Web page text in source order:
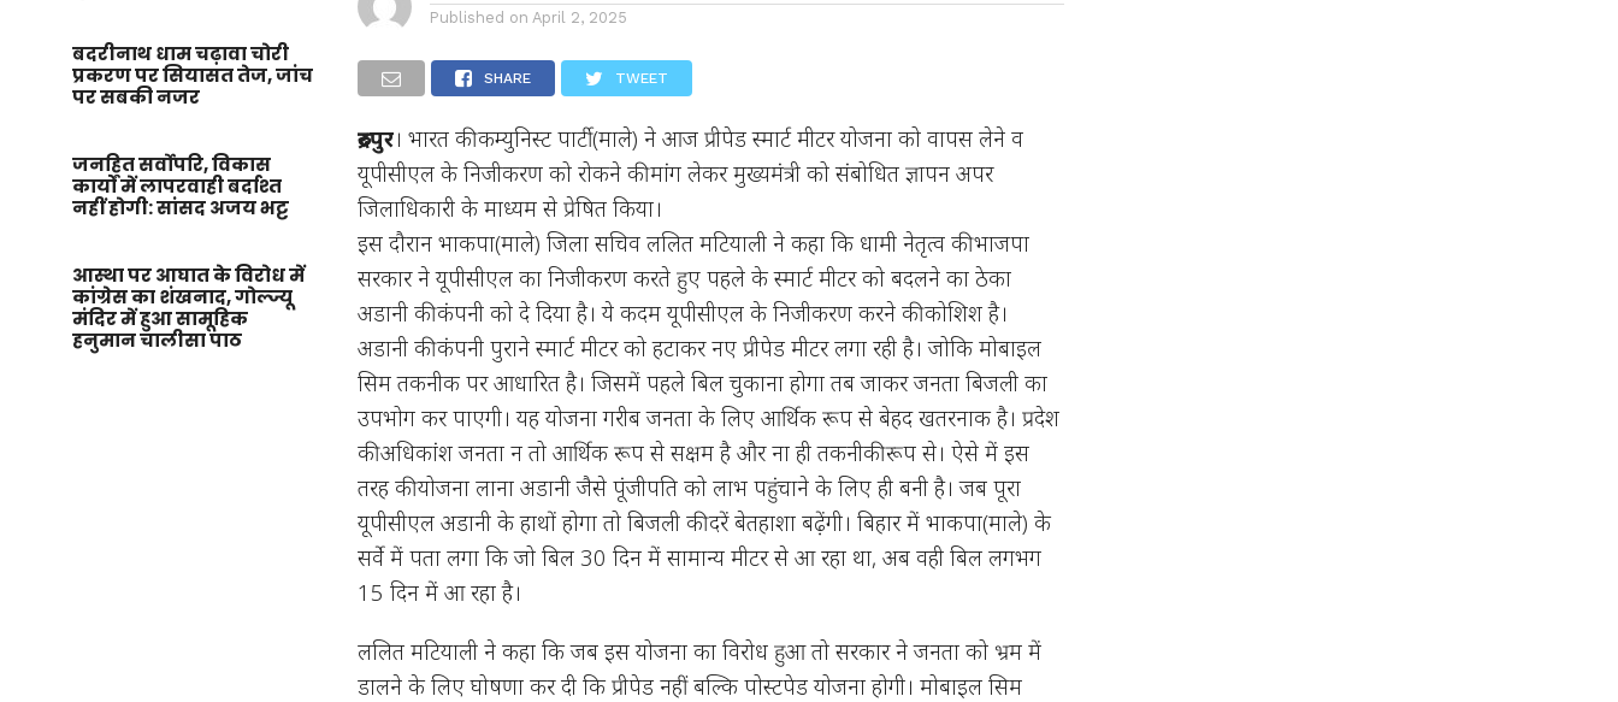
बदरीनाथ धाम चढ़ावा चोरी
प्रकरण पर सियासत तेज, जांच
पर सबकी नजर
जनहित सर्वोपरि, विकास
कार्यों में लापरवाही बर्दाश्त
नहीं होगी: सांसद अजय भट्ट
आस्था पर आघात के विरोध में
कांग्रेस का शंखनाद, गोल्ज्यू
मंदिर में हुआ सामूहिक
हनुमान चालीसा पाठ
Published on April 2, 2025
SHARE TWEET
रुद्रपुर। भारत की कम्युनिस्ट पार्टी(माले) ने आज प्रीपेड स्मार्ट मीटर योजना को वापस लेने व
यूपीसीएल के निजीकरण को रोकने की मांग लेकर मुख्यमंत्री को संबोधित ज्ञापन अपर
जिलाधिकारी के माध्यम से प्रेषित किया।
इस दौरान भाकपा(माले) जिला सचिव ललित मटियाली ने कहा कि धामी नेतृत्व की भाजपा
सरकार ने यूपीसीएल का निजीकरण करते हुए पहले के स्मार्ट मीटर को बदलने का ठेका
अडानी की कंपनी को दे दिया है। ये कदम यूपीसीएल के निजीकरण करने की कोशिश है।
अडानी की कंपनी पुराने स्मार्ट मीटर को हटाकर नए प्रीपेड मीटर लगा रही है। जोकि मोबाइल
सिम तकनीक पर आधारित है। जिसमें पहले बिल चुकाना होगा तब जाकर जनता बिजली का
उपभोग कर पाएगी। यह योजना गरीब जनता के लिए आर्थिक रूप से बेहद खतरनाक है। प्रदेश
की अधिकांश जनता न तो आर्थिक रूप से सक्षम है और ना ही तकनीकी रूप से। ऐसे में इस
तरह की योजना लाना अडानी जैसे पूंजीपति को लाभ पहुंचाने के लिए ही बनी है। जब पूरा
यूपीसीएल अडानी के हाथों होगा तो बिजली की दरें बेतहाशा बढ़ेंगी। बिहार में भाकपा(माले) के
सर्वे में पता लगा कि जो बिल 30 दिन में सामान्य मीटर से आ रहा था, अब वही बिल लगभग
15 दिन में आ रहा है।
ललित मटियाली ने कहा कि जब इस योजना का विरोध हुआ तो सरकार ने जनता को भ्रम में
डालने के लिए घोषणा कर दी कि प्रीपेड नहीं बल्कि पोस्टपेड योजना होगी। मोबाइल सिम